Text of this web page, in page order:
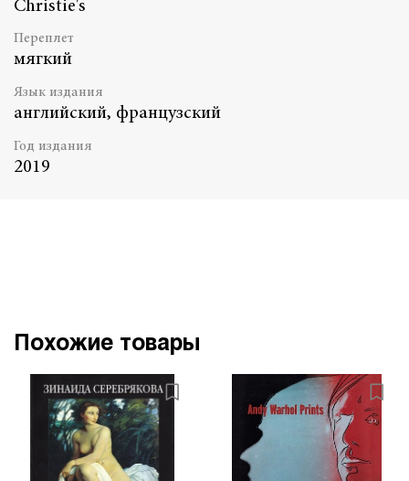
Christie's
Переплет
мягкий
Язык издания
английский, французский
Год издания
2019
Похожие товары